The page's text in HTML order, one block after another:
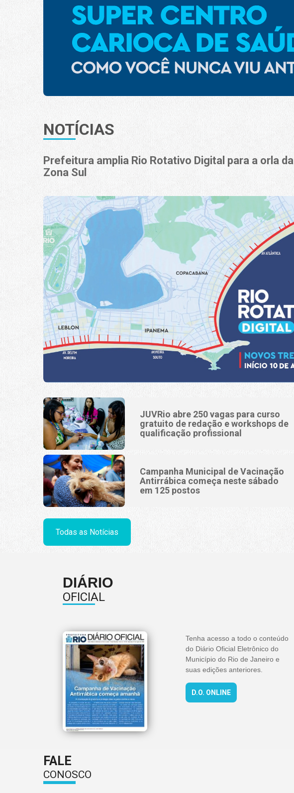
NOTÍCIAS
Prefeitura amplia Rio Rotativo Digital para a orla da
Zona Sul
JUVRio abre 250 vagas para curso
gratuito de redação e workshops de
qualificação profissional
Campanha Municipal de Vacinação
Antirrábica começa neste sábado
em 125 postos
Todas as Notícias
DIÁRIO
OFICIAL
Tenha acesso a todo o conteúdo
do Diário Oficial Eletrônico do
Município do Rio de Janeiro e
suas edições anteriores.
D.O. ONLINE
FALE
CONOSCO